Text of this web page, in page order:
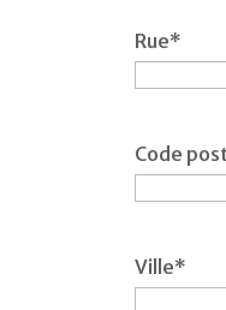
Rue*
Code
Ville*